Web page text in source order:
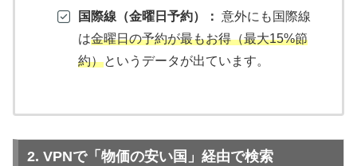
国際線（金曜日予約）： 意外にも国際線
は金曜日の予約が最もお得（最大15%節
約）というデータが出ています。
2. VPNで「物価の安い国」経由で検索